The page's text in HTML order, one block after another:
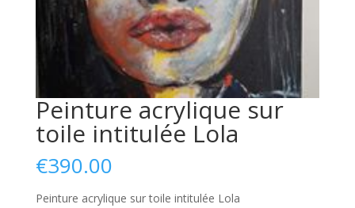
Peinture acrylique sur
toile intitulée Lola
€390.00
Peinture acrylique sur toile intitulée Lola